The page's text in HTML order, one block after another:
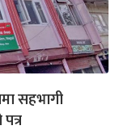
सहभागी